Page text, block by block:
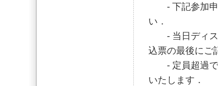
- 下記参加申
い．
- 当日ディス
込票の最後にご
- 定員超過で
いたします．